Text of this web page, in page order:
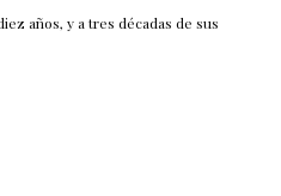
años, y a tres décadas de sus